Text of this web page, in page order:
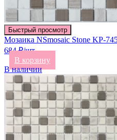
Быстрый просмотр
Мозаика NSmosaic Stone KP-
684 ₽/шт
В корзину
В наличии